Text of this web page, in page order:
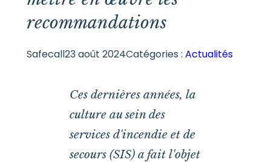
recommandations
Safecall23 août 2024Catégories : Actualités
Ces dernières années, la
culture au sein des
services d'incendie et de
secours (SIS) a fait l'objet